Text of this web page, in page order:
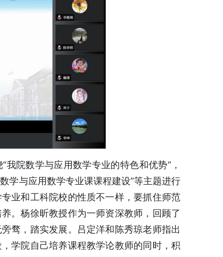
院数学与应用数学专业的特色和优势”，
学与应用数学专业课课程建设”等主题进行
业和工科院校的性质不一样，要抓住师范
。杨徐昕教授作为一师资深教师，回顾了
骛，踏实发展。吕定洋和陈秀琼老师指出
学院自己培养课程教学论教师的同时，积